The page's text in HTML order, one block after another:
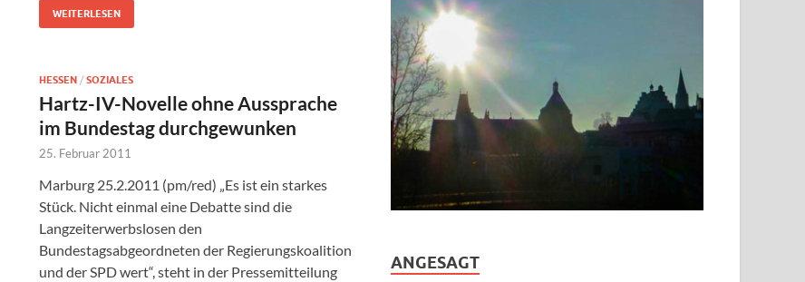
WEITERLESEN
HESSEN / SOZIALES
Hartz-IV-Novelle ohne Aussprache
im Bundestag durchgewunken
25. Februar 2011
Marburg 25.2.2011 (pm/red) „Es ist ein starkes
Stück. Nicht einmal eine Debatte sind die
Langzeiterwerbslosen den
Bundestagsabgeordneten der Regierungskoalition
und der SPD wert“, steht in der Pressemitteilung
ANGESAGT